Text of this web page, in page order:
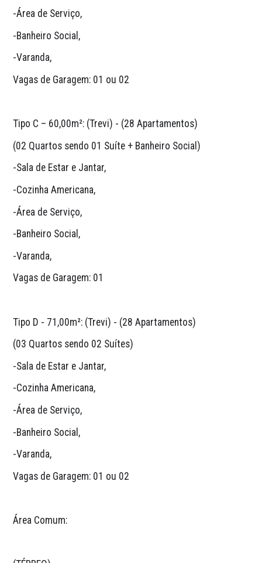
-Área de Serviço,
-Banheiro Social,
-Varanda,
Vagas de Garagem: 01 ou 02
Tipo C – 60,00m²: (Trevi) - (28 Apartamentos)
(02 Quartos sendo 01 Suíte + Banheiro Social)
-Sala de Estar e Jantar,
-Cozinha Americana,
-Área de Serviço,
-Banheiro Social,
-Varanda,
Vagas de Garagem: 01
Tipo D - 71,00m²: (Trevi) - (28 Apartamentos)
(03 Quartos sendo 02 Suítes)
-Sala de Estar e Jantar,
-Cozinha Americana,
-Área de Serviço,
-Banheiro Social,
-Varanda,
Vagas de Garagem: 01 ou 02
Área Comum: